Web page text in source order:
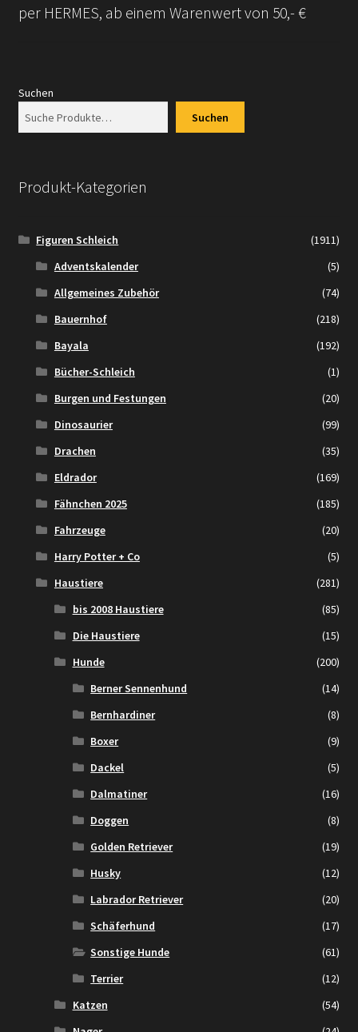
per HERMES, ab einem Warenwert von 50,- €
Suchen
Suchen
Produkt-Kategorien
Figuren Schleich
(1911)
Adventskalender
(5)
Allgemeines Zubehör
(74)
Bauernhof
(218)
Bayala
(192)
Bücher-Schleich
(1)
Burgen und Festungen
(20)
Dinosaurier
(99)
Drachen
(35)
Eldrador
(169)
Fähnchen 2025
(185)
Fahrzeuge
(20)
Harry Potter + Co
(5)
Haustiere
(281)
bis 2008 Haustiere
(85)
Die Haustiere
(15)
Hunde
(200)
Berner Sennenhund
(14)
Bernhardiner
(8)
Boxer
(9)
Dackel
(5)
Dalmatiner
(16)
Doggen
(8)
Golden Retriever
(19)
Husky
(12)
Labrador Retriever
(20)
Schäferhund
(17)
Sonstige Hunde
(61)
Terrier
(12)
Katzen
(54)